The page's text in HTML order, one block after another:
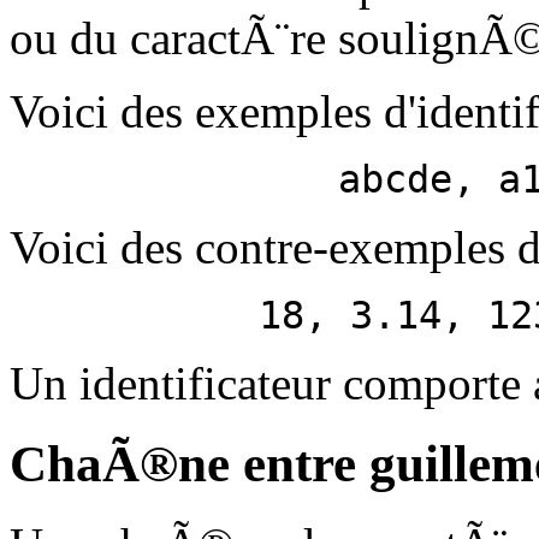
ou du caractÃ¨re
Voici des exemples
abcde,
Voici des contre-exemples
18, 3.14,
Un identificateur comporte
ChaÃ®ne entre